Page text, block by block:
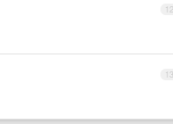
12
13